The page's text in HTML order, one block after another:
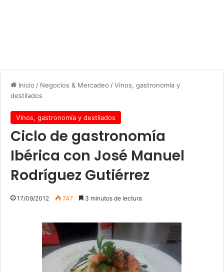
Inicio / Negocios & Mercadeo /Vinos, gastronomía y
destilados
Vinos, gastronomía y destilados
Ciclo de gastronomía
Ibérica con José Manuel
Rodríguez Gutiérrez
17/09/2012 747 3 minutos de lectura